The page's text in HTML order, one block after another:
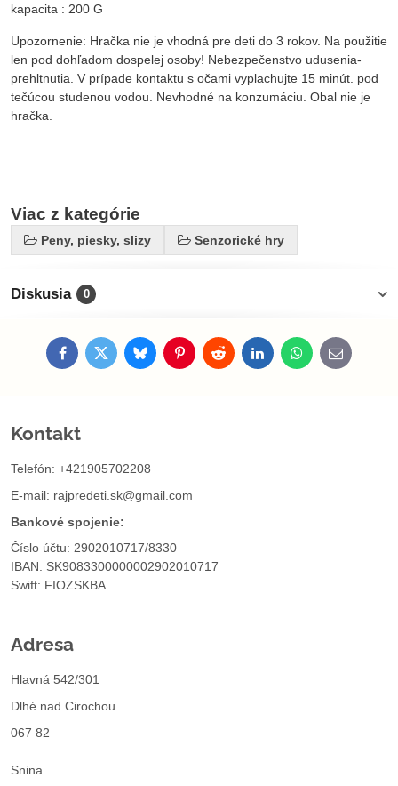
kapacita : 200 G
Upozornenie: Hračka nie je vhodná pre deti do 3 rokov. Na použitie
len pod dohľadom dospelej osoby! Nebezpečenstvo udusenia-
prehltnutia. V prípade kontaktu s očami vyplachujte 15 minút. pod
tečúcou studenou vodou. Nevhodné na konzumáciu. Obal nie je
hračka.
Viac z kategórie
Peny, piesky, slizy Senzorické hry
Diskusia 0
FacebookTwitterBlueskyPinterestRedditLinkedInWhatsApp
E-
mail
Kontakt
Telefón: +421905702208
E-mail: rajpredeti.sk@gmail.com
Bankové spojenie:
Číslo účtu: 2902010717/8330
IBAN: SK9083300000002902010717
Swift: FIOZSKBA
Adresa
Hlavná 542/301
Dlhé nad Cirochou
067 82
Snina